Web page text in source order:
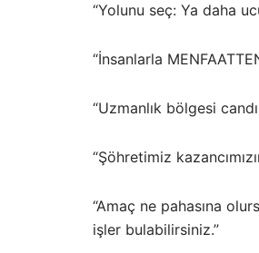
“Yolunu seç: Ya daha
“İnsanlarla
“Uzmanlık bölgesi
“Şöhretimiz
“Amaç ne pahasına
işler bulabilirsiniz.”